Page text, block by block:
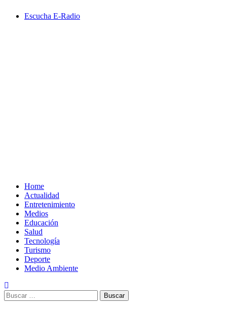
Escucha E-Radio
Home
Actualidad
Entretenimiento
Medios
Educación
Salud
Tecnología
Turismo
Deporte
Medio Ambiente
Buscar: